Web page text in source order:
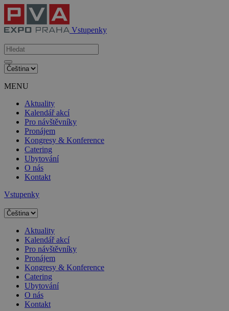
Vstupenky
MENU
Aktuality
Kalendář akcí
Pro návštěvníky
Pronájem
Kongresy & Konference
Catering
Ubytování
O nás
Kontakt
Vstupenky
Aktuality
Kalendář akcí
Pro návštěvníky
Pronájem
Kongresy & Konference
Catering
Ubytování
O nás
Kontakt